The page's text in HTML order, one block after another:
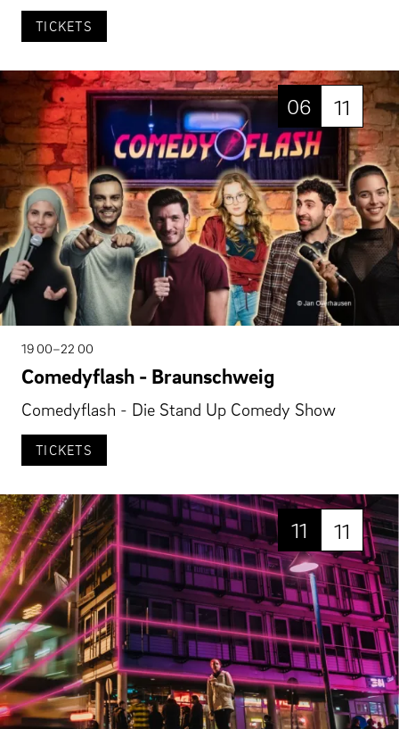
TICKETS
06 11
19 00–22 00
Comedyflash - Braunschweig
Comedyflash - Die Stand Up Comedy Show
TICKETS
11 11